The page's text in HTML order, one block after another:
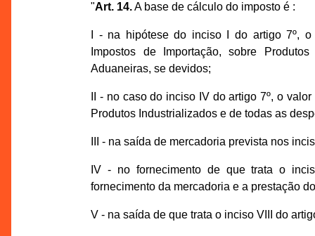
"Art. 14.A base de cálculo do imposto é :
I - na hipótese do inciso I do artigo 7º,
Impostos de Importação, sobre
Aduaneiras, se devidos;
II - no caso do inciso IV do artigo 7º, o
Produtos Industrializados e de todas as
III - na saída de mercadoria prevista nos
IV - no fornecimento de que trata o
fornecimento da mercadoria e a prestação
V - na saída de que trata o inciso VIII do